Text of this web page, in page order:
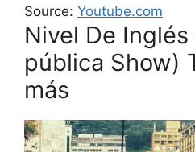
Source: Youtube.com
Nivel De Inglés
pública Show)
más